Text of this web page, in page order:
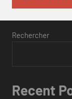
Rechercher
Recent